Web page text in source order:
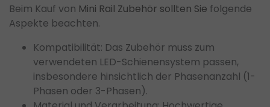
Beim Kauf von Mini Rail Zubehör sollten Sie folgende
Aspekte beachten.
Kompatibilität: Das Zubehör muss zum
verwendeten LED-Schienensystem passen,
insbesondere hinsichtlich der Phasenanzahl (1-
Phasen oder 3-Phasen).